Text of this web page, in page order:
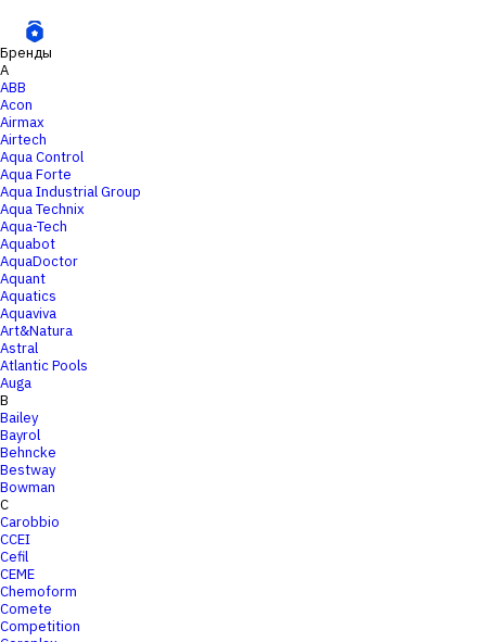
Бренды
A
ABB
Acon
Airmax
Airtech
Aqua Control
Aqua Forte
Aqua Industrial Group
Aqua Technix
Aqua-Tech
Aquabot
AquaDoctor
Aquant
Aquatics
Aquaviva
Art&Natura
Astral
Atlantic Pools
Auga
B
Bailey
Bayrol
Behncke
Bestway
Bowman
C
Carobbio
CCEI
Cefil
CEME
Chemoform
Comete
Competition